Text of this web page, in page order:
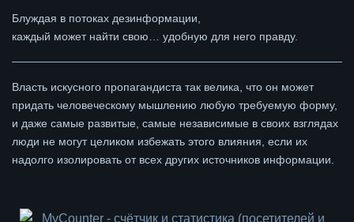
Блуждая в потоках дезинформации,
каждый может найти свою… удобную для него правду.
Власть искусного пропагандиста так велика, что он может
придать человеческому мышлению любую требуемую форму,
и даже самые развитые, самые независимые в своих взглядах
люди не могут целиком избежать этого влияния, если их
надолго изолировать от всех других источников информации.